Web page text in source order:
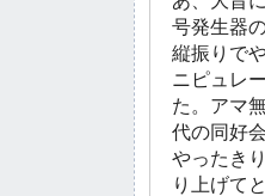
号発生器
縦振りで
ニピュレ
た。アマ
代の同好
やったき
り上げて